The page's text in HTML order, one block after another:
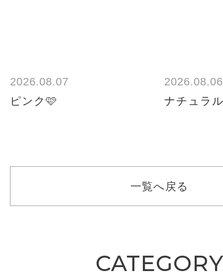
2026.08.07
ピンク🩷
2026.08.06
ナチュラ
一覧へ戻る
CATEGORY